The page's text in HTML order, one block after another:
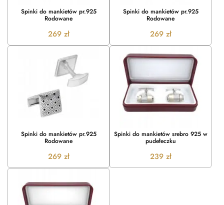
Spinki do mankietów pr.925
Rodowane
269 zł
Spinki do mankietów pr.925
Rodowane
269 zł
Spinki do mankietów pr.925
Rodowane
269 zł
Spinki do mankietów srebro 925 w
pudełeczku
239 zł